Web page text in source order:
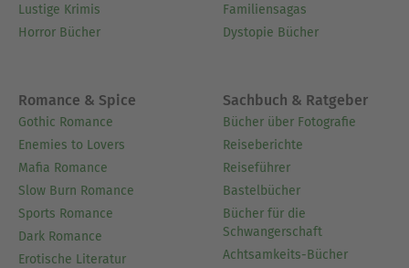
Lustige Krimis
Horror Bücher
Familiensagas
Dystopie Bücher
Romance & Spice
Gothic Romance
Enemies to Lovers
Mafia Romance
Slow Burn Romance
Sports Romance
Dark Romance
Erotische Literatur
Sachbuch & Ratgeber
Bücher über Fotografie
Reiseberichte
Reiseführer
Bastelbücher
Bücher für die
Schwangerschaft
Achtsamkeits-Bücher